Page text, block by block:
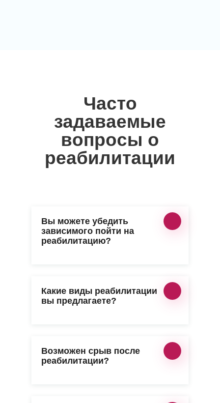
Часто
задаваемые
вопросы о
реабилитации
Вы можете убедить
зависимого пойти на
реабилитацию?
Какие виды реабилитации
вы предлагаете?
Возможен срыв после
реабилитации?